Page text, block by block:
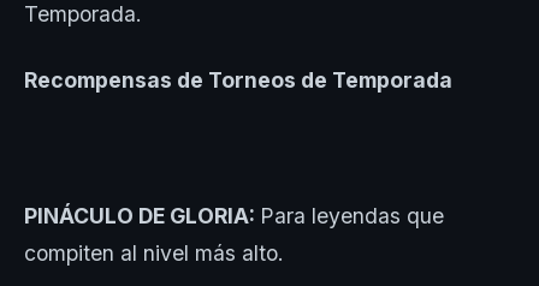
Temporada.
Recompensas de Torneos de Temporada
PINÁCULO DE GLORIA: Para leyendas que
compiten al nivel más alto.